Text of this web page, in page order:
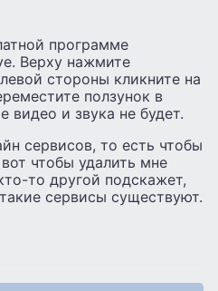
программе
Верху нажмите
стороны кликните на
ползунок в
видео и звука не будет.
сервисов, то есть чтобы
чтобы удалить мне
то другой подскажет,
сервисы существуют.